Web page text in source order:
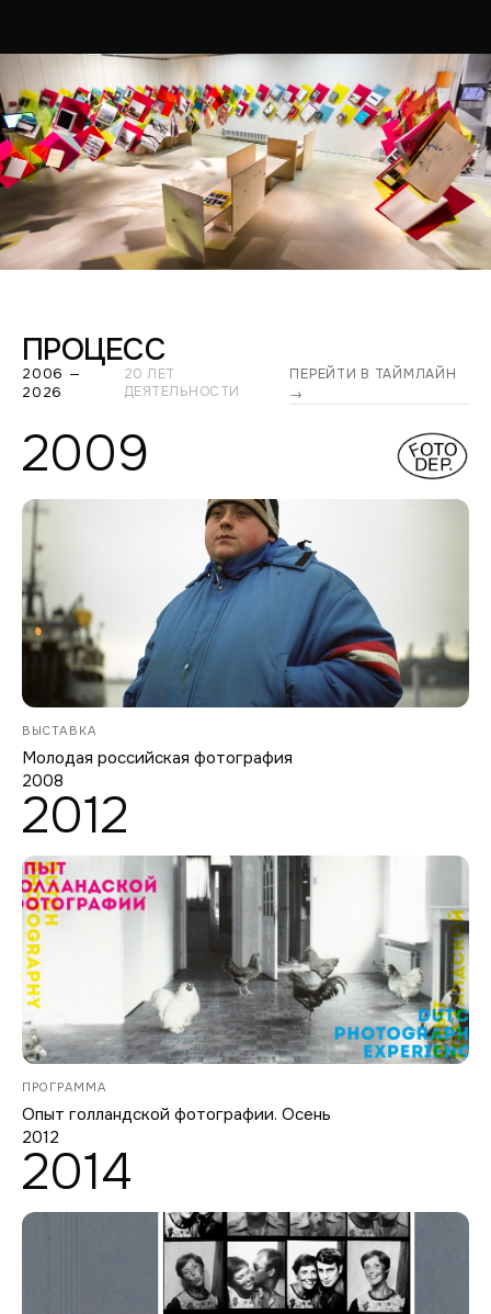
ПРОЦЕСС
2006 —
2026
20 ЛЕТ
ДЕЯТЕЛЬНОСТИ
ПЕРЕЙТИ В ТАЙМЛАЙН
→
2009
ВЫСТАВКА
Молодая российская фотография
2008
2012
ПРОГРАММА
Опыт голландской фотографии. Осень
2012
2014